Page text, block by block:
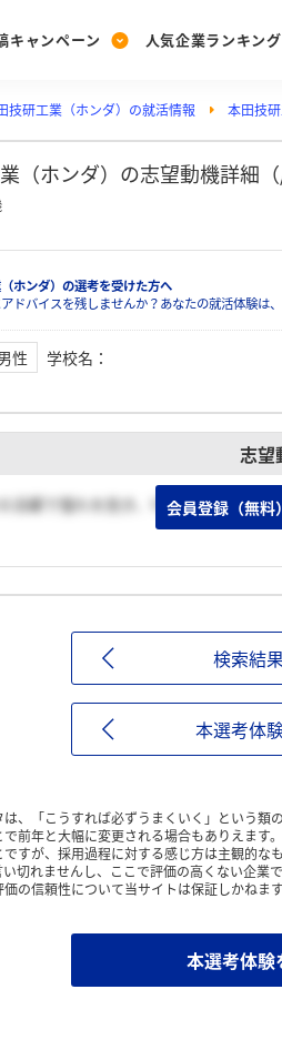
キャンペーン
Post
投稿する
人気企業ランキング
Ranking
ランキングを見る
Vote
投票する
PickUp
注目の企業特集
技研工業（ホンダ）の就活情報 本田技
（ホンダ）の志望動機詳細（
ホンダ）の選考を受けた方へ
ドバイスを残しませんか？あなたの就活体験は
性 学校名 ：
志望
活躍で憧れを抱き、VTECエンジンに
会員登録（無料
検索結
本選考体
、「こうすれば必ずうまくいく」という
前年と大幅に変更される場合もありえます。
すが、採用過程に対する感じ方は主観的
切れませんし、ここで評価の高くない企業
の信頼性について当サイトは保証しかねま
本選考体験